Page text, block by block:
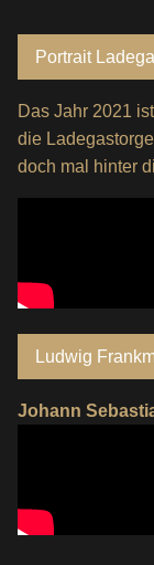
Portrait
Das Jahr 2021
die
doch mal hinter
Ludwig
Johann